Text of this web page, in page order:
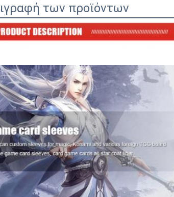
των προϊόντων